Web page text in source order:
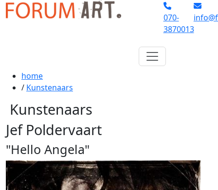
070-
3870013
home
/ Kunstenaars
Kunstenaars
Jef Poldervaart
"Hello Angela"